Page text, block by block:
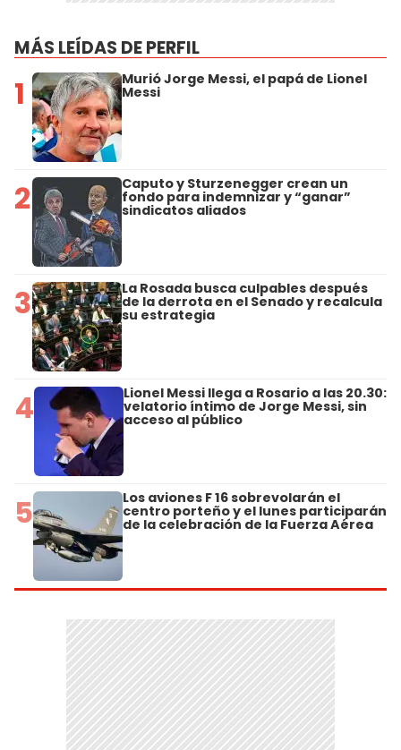
MÁS LEÍDAS DE PERFIL
1 Murió Jorge Messi, el papá de Lionel
Messi
2 Caputo y Sturzenegger crean un
fondo para indemnizar y “ganar”
sindicatos aliados
3 La Rosada busca culpables después
de la derrota en el Senado y recalcula
su estrategia
4 Lionel Messi llega a Rosario a las 20.30:
velatorio íntimo de Jorge Messi, sin
acceso al público
5 Los aviones F 16 sobrevolarán el
centro porteño y el lunes participarán
de la celebración de la Fuerza Aérea